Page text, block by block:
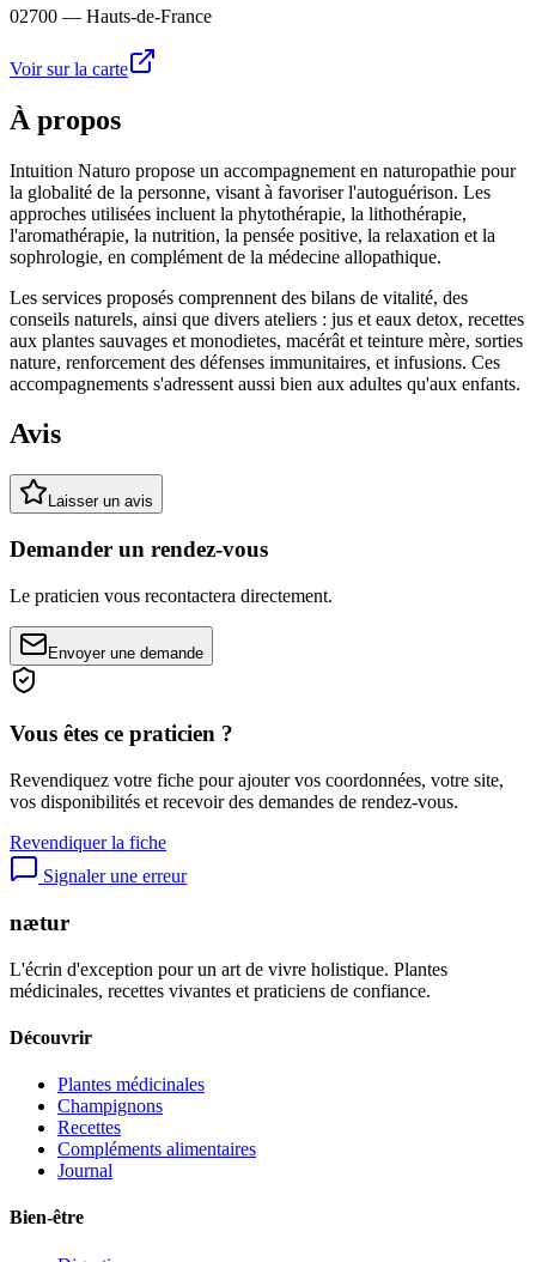
02700 — Hauts-de-France
Voir sur la carte
À propos
Intuition Naturo propose un accompagnement en naturopathie pour
la globalité de la personne, visant à favoriser l'autoguérison. Les
approches utilisées incluent la phytothérapie, la lithothérapie,
l'aromathérapie, la nutrition, la pensée positive, la relaxation et la
sophrologie, en complément de la médecine allopathique.
Les services proposés comprennent des bilans de vitalité, des
conseils naturels, ainsi que divers ateliers : jus et eaux detox, recettes
aux plantes sauvages et monodietes, macérât et teinture mère, sorties
nature, renforcement des défenses immunitaires, et infusions. Ces
accompagnements s'adressent aussi bien aux adultes qu'aux enfants.
Avis
Laisser un avis
Demander un rendez-vous
Le praticien vous recontactera directement.
Envoyer une demande
Vous êtes ce praticien ?
Revendiquez votre fiche pour ajouter vos coordonnées, votre site,
vos disponibilités et recevoir des demandes de rendez-vous.
Revendiquer la fiche
Signaler une erreur
nætur
L'écrin d'exception pour un art de vivre holistique. Plantes
médicinales, recettes vivantes et praticiens de confiance.
Découvrir
Plantes médicinales
Champignons
Recettes
Compléments alimentaires
Journal
Bien-être